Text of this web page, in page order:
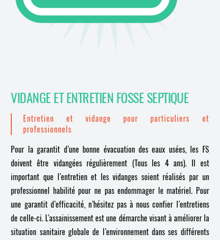
VIDANGE ET ENTRETIEN FOSSE SEPTIQUE
Entretien et vidange pour particuliers et
professionnels
Pour la garantit d’une bonne évacuation des eaux usées, les FS
doivent être vidangées régulièrement (Tous les 4 ans). Il est
important que l’entretien et les vidanges soient réalisés par un
professionnel habilité pour ne pas endommager le matériel. Pour
une garantit d’efficacité, n’hésitez pas à nous confier l’entretiens
de celle-ci. L’assainissement est une démarche visant à améliorer la
situation sanitaire globale de l’environnement dans ses différents